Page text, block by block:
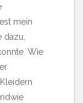
mein
dazu,
Wie